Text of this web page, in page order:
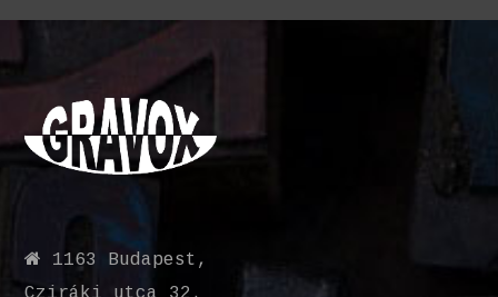
1163 Budapest,